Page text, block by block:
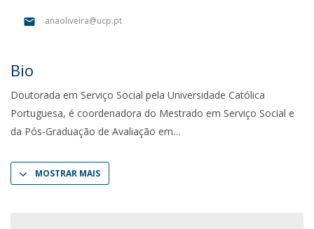
anaoliveira@ucp.pt
Bio
Doutorada em Serviço Social pela Universidade Católica
Portuguesa, é coordenadora do Mestrado em Serviço Social e
da Pós-Graduação de Avaliação em
MOSTRAR MAIS